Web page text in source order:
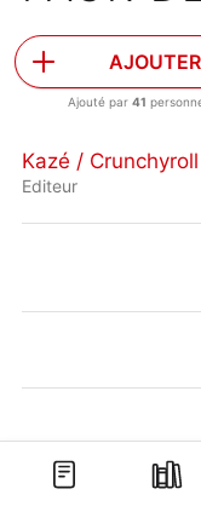
AJOUTER
Ajouté par 41
Kazé / Crunchyroll
Editeur